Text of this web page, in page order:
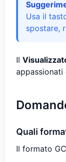
Usa il
spostare,
Il
appassionati
Quali
Il formato